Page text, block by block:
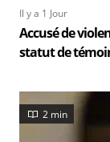
Il y a 1 Jour
Accusé de
statut de
2 min